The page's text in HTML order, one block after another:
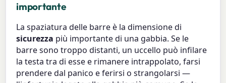
importante
La spaziatura delle barre è la dimensione di
sicurezza più importante di una gabbia. Se le
barre sono troppo distanti, un uccello può infilare
la testa tra di esse e rimanere intrappolato, farsi
prendere dal panico e ferirsi o strangolarsi —